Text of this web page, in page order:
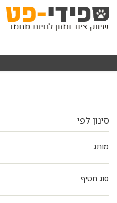
סינון לפי
מותג
סוג חטיף